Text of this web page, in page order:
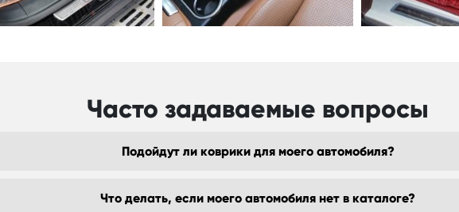
Часто задаваемые вопросы
Подойдут ли коврики для моего автомобиля?
Что делать, если моего автомобиля нет в каталоге?